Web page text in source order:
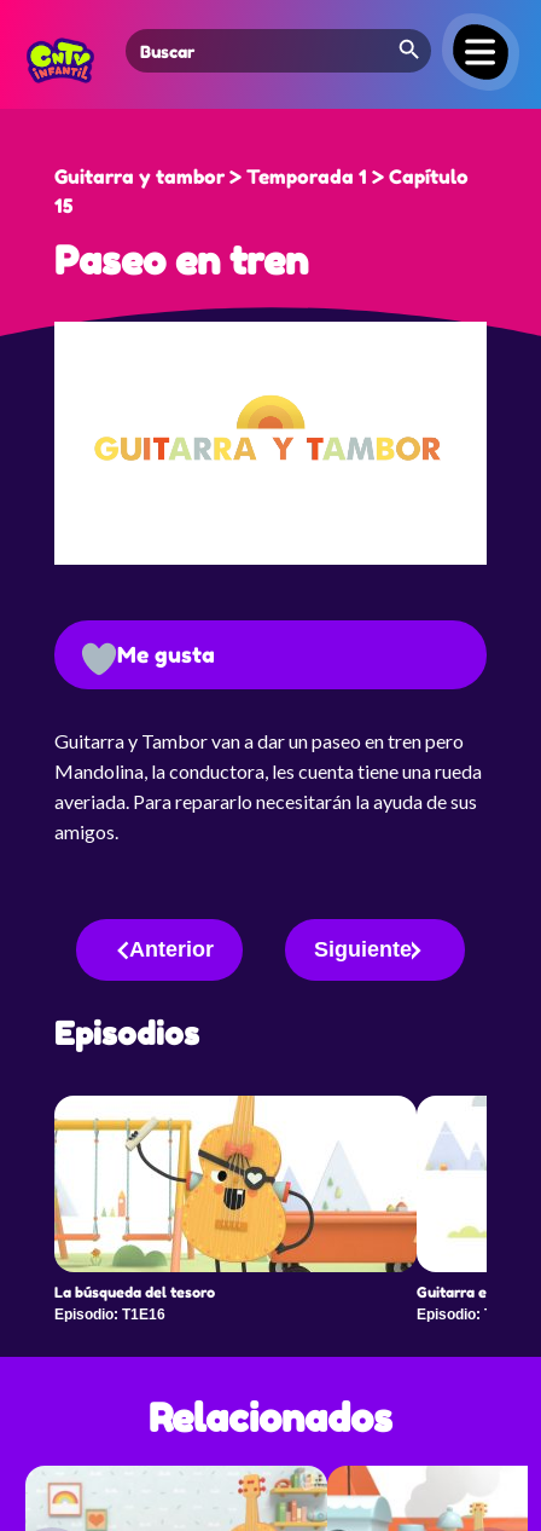
Search
for:
Search Button
Guitarra y tambor > Temporada 1 > Capítulo
15
Paseo en tren
Me gusta
Guitarra y Tambor van a dar un paseo en tren pero
Mandolina, la conductora, les cuenta tiene una rueda
averiada. Para repararlo necesitarán la ayuda de sus
amigos.
Anterior Siguiente
Episodios
La búsqueda del tesoro
Episodio: T1E16
Guitarra está
Episodio: T1E17
Relacionados